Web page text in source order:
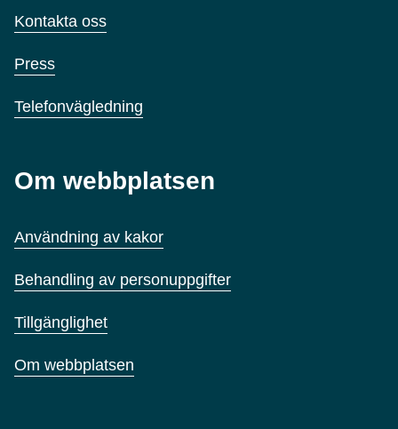
Kontakta oss
Press
Telefonvägledning
Om webbplatsen
Användning av kakor
Behandling av personuppgifter
Tillgänglighet
Om webbplatsen